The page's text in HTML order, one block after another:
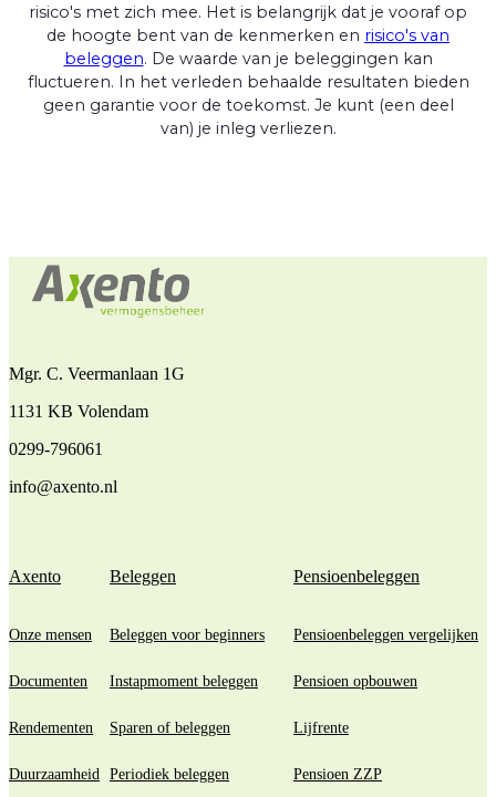
risico's met zich mee. Het is belangrijk dat je vooraf op
de hoogte bent van de kenmerken en risico's van
beleggen. De waarde van je beleggingen kan
fluctueren. In het verleden behaalde resultaten bieden
geen garantie voor de toekomst. Je kunt (een deel
van) je inleg verliezen.
Mgr. C. Veermanlaan 1G
1131 KB Volendam
0299-796061
info@axento.nl
Axento
Onze mensen
Documenten
Rendementen
Duurzaamheid
Beleggen
Beleggen voor beginners
Instapmoment beleggen
Sparen of beleggen
Periodiek beleggen
Pensioenbeleggen
Pensioenbeleggen vergelijken
Pensioen opbouwen
Lijfrente
Pensioen ZZP